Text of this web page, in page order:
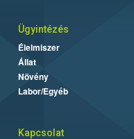
Ügyintézés
Élelmiszer
Állat
Növény
Labor/Egyéb
Kapcsolat